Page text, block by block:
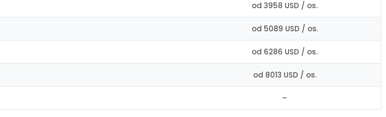
od 3958 USD / os.
od 5089 USD / os.
od 6286 USD / os.
od 8013 USD / os.
–